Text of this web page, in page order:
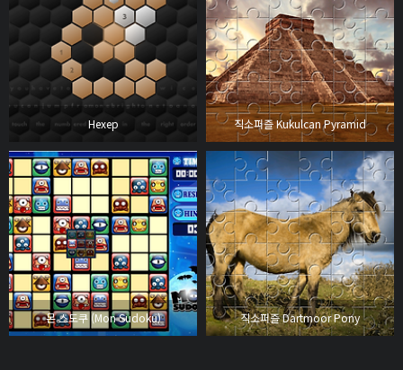
Hexep 직소퍼즐 Kukulcan Pyramid
몬 스도쿠 (Mon Sudoku) 직소퍼즐 Dartmoor Pony